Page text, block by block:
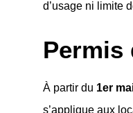
d’usage ni limite
Permis
À partir du 1er
s’applique aux